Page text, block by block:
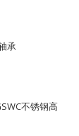
承
不锈钢高